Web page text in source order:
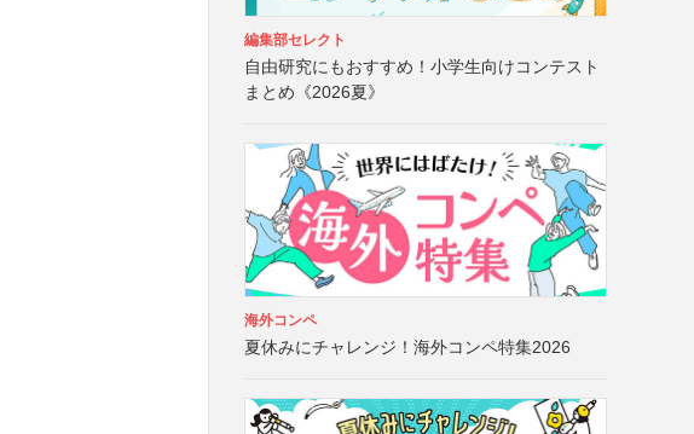
編集部セレクト
自由研究にもおすすめ！小学生向けコンテスト
まとめ《2026夏》
海外コンペ
夏休みにチャレンジ！海外コンペ特集2026